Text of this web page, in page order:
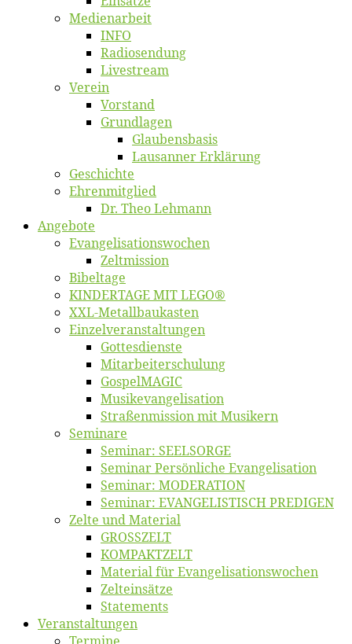
Me­di­en­ar­beit
INFO
Ra­dio­sen­dung
Live­stream
Ver­ein
Vor­stand
Grund­la­gen
Glaubens­ba­sis
Lausan­ner Erklärung
Ge­schich­te
Eh­ren­mit­glied
Dr. Theo Lehmann
An­ge­bo­te
Evangelisa­tions­wo­chen
Zelt­mis­si­on
Bi­bel­ta­ge
KINDERTAGE MIT LEGO®
XXL-Me­­tal­l­­bau­­kas­­ten
Einzelver­an­stal­tungen
Got­tes­diens­te
Mitarbeiter­schulung
Gos­pel­MA­GIC
Musikevan­ge­li­sa­tion
Straßenmis­sion mit Musikern
Se­mi­na­re
Se­mi­nar: SEELSORGE
Se­mi­nar Per­sön­li­che Evangelisation
Se­mi­nar: MODERATION
Se­mi­nar: EVANGELISTISCH PREDIGEN
Zel­te und Material
GROSSZELT
KOMPAKTZELT
Ma­te­ri­al für Evangelisationswochen
Zelt­ein­sät­ze
State­ments
Ver­an­stal­tun­gen